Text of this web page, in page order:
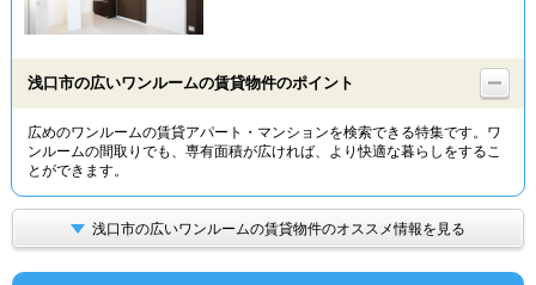
物件特集から
TOP
浅口市の広いワンルームの賃貸物件のポイント
広めのワンルームの賃貸アパート・マンションを検索できる特集です。ワ
ンルームの間取りでも、専有面積が広ければ、より快適な暮らしをするこ
とができます。
浅口市の広いワンルームの賃貸物件のオススメ情報を見る